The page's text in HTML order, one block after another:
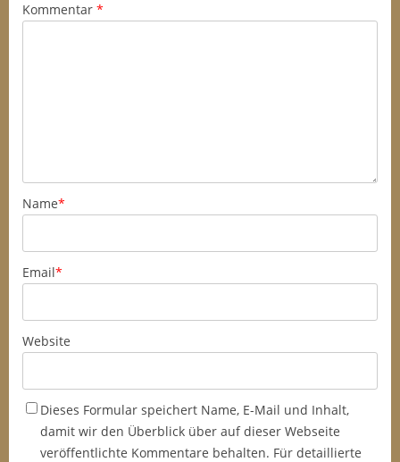
Kommentar *
Name*
Email*
Website
Dieses Formular speichert Name, E-Mail und Inhalt,
damit wir den Überblick über auf dieser Webseite
veröffentlichte Kommentare behalten. Für detaillierte